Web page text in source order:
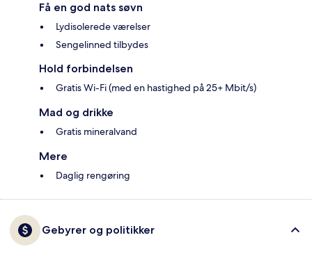
Få en god nats søvn
Lydisolerede værelser
Sengelinned tilbydes
Hold forbindelsen
Gratis Wi-Fi (med en hastighed på 25+ Mbit/s)
Mad og drikke
Gratis mineralvand
Mere
Daglig rengøring
Gebyrer og politikker